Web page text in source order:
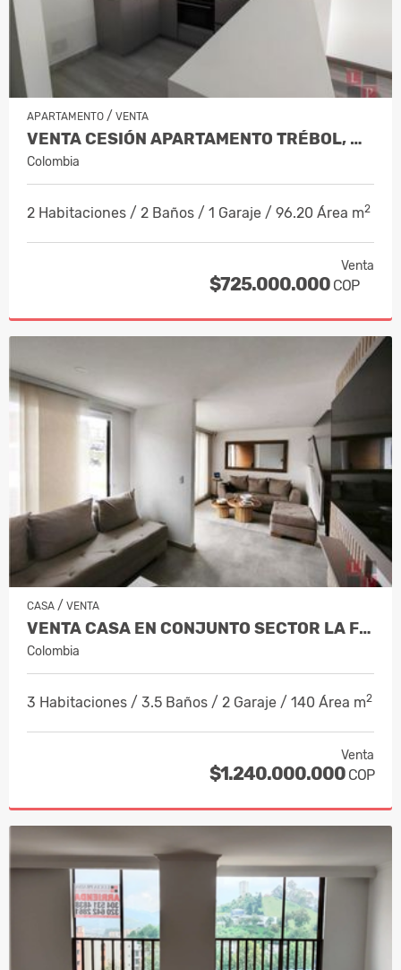
APARTAMENTO / VENTA
VENTA CESIÓN APARTAMENTO TRÉBOL, MAN…
Colombia
2 Habitaciones / 2 Baños / 1 Garaje / 96.20 Área m2
Venta
$725.000.000 COP
CASA / VENTA
VENTA CASA EN CONJUNTO SECTOR LA FLORID…
Colombia
3 Habitaciones / 3.5 Baños / 2 Garaje / 140 Área m2
Venta
$1.240.000.000 COP